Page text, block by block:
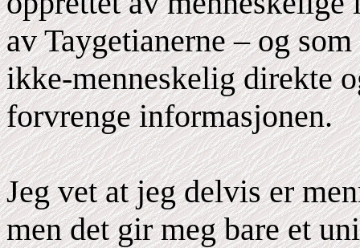
av Taygetianerne – og
ikke-menneskelig direkte
forvrenge informasjonen.
Jeg vet at jeg delvis er
men det gir meg bare et